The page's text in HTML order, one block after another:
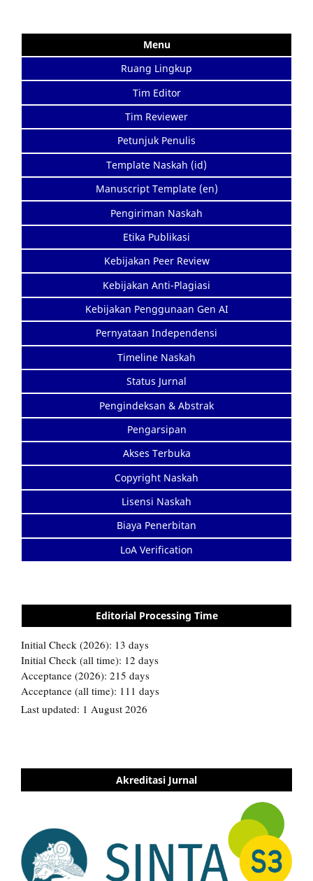
Menu
Ruang Lingkup
Tim Editor
Tim Reviewer
Petunjuk Penulis
Template Naskah (id)
Manuscript Template (en)
Pengiriman Naskah
Etika Publikasi
Kebijakan Peer Review
Kebijakan Anti-Plagiasi
Kebijakan Penggunaan Gen AI
Pernyataan Independensi
Timeline Naskah
Status Jurnal
Pengindeksan & Abstrak
Pengarsipan
Akses Terbuka
Copyright Naskah
Lisensi Naskah
Biaya Penerbitan
LoA Verification
Editorial Processing Time
Akreditasi Jurnal